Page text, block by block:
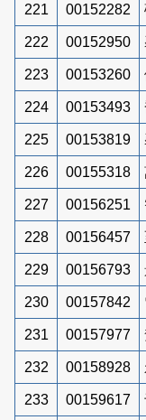
221 00152282
222 00152950
223 00153260
224 00153493
225 00153819
226 00155318
227 00156251
228 00156457
229 00156793
230 00157842
231 00157977
232 00158928
233 00159617